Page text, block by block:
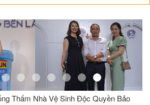
Thấm Nhà Vệ Sinh Độc Quyền Bảo